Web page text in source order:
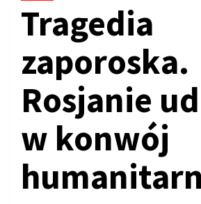
Tragedia
zaporoska.
Rosjanie
w konwój